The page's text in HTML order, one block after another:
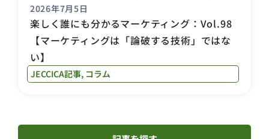
2026年7月5日
楽しく誰にも分かるマーケティング：Vol.98
【マーケティングは「論破する技術」ではな
い】
JECCICA記事, コラム